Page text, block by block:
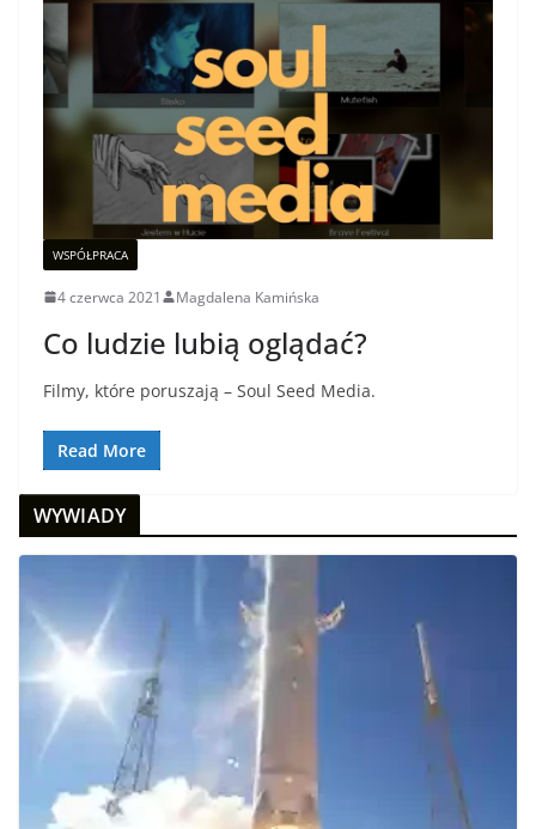
WSPÓŁPRACA
4 czerwca 2021 Magdalena Kamińska
Co ludzie lubią oglądać?
Filmy, które poruszają – Soul Seed Media.
Read More
WYWIADY